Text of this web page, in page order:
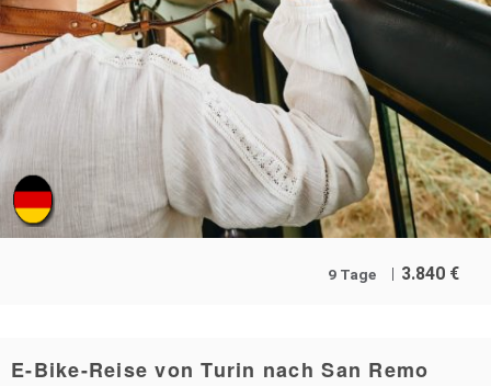
9 Tage 3.840 €
E-Bike-Reise von Turin nach San Remo